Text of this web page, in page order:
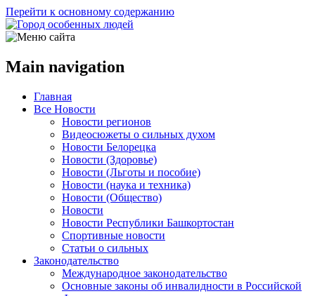
Перейти к основному содержанию
Main navigation
Главная
Все Новости
Новости регионов
Видеосюжеты о сильных духом
Новости Белорецка
Новости (Здоровье)
Новости (Льготы и пособие)
Новости (наука и техника)
Новости (Общество)
Новости
Новости Республики Башкортостан
Спортивные новости
Статьи о сильных
Законодательство
Международное законодательство
Основные законы об инвалидности в Российской